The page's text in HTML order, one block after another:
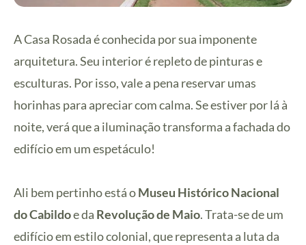
A Casa Rosada é conhecida por sua imponente
arquitetura. Seu interior é repleto de pinturas e
esculturas. Por isso, vale a pena reservar umas
horinhas para apreciar com calma. Se estiver por lá à
noite, verá que a iluminação transforma a fachada do
edifício em um espetáculo!
Ali bem pertinho está oMuseu Histórico Nacional
do Cabildoe da Revolução de Maio. Trata-se de um
edifício em estilo colonial, que representa a luta da